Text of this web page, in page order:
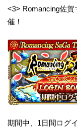
<3> Romancing佐
催！
期間中、1日間ログ